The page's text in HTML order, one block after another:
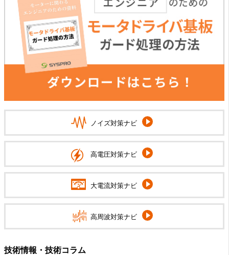
ノイズ対策ナビ
高電圧対策ナビ
大電流対策ナビ
高周波対策ナビ
技術情報・技術コラム